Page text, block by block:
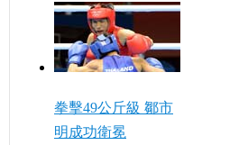
拳擊49公斤級 鄒市
明成功衛冕